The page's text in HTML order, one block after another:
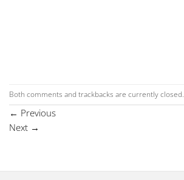
Both comments and trackbacks are currently closed.
← Previous
Next →